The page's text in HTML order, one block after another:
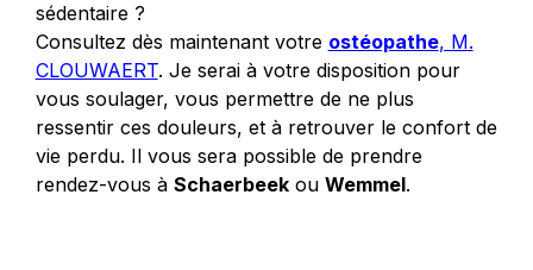
sédentaire ?
Consultez dès maintenant votre ostéopathe, M.
CLOUWAERT. Je serai à votre disposition pour
vous soulager, vous permettre de ne plus
ressentir ces douleurs, et à retrouver le confort de
vie perdu. Il vous sera possible de prendre
rendez-vous à Schaerbeekou Wemmel.